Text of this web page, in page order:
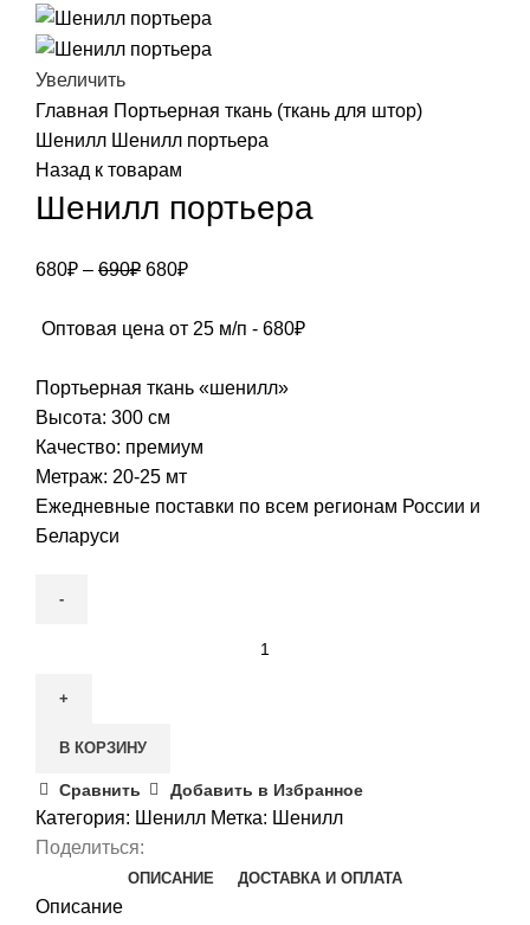
Увеличить
Главная Портьерная ткань (ткань для штор)
Шенилл Шенилл портьера
Назад к товарам
Шенилл портьера
680₽ – 690₽ Первоначальная
составляла
680₽Текущая
680₽.
Оптовая цена от 25 м/п - 680₽
Портьерная ткань «шенилл»
Высота: 300 см
Качество: премиум
Метраж: 20-25 мт
Ежедневные поставки по всем регионам России и
Беларуси
Шенилл
В КОРЗИНУ
Сравнить Добавить в Избранное
Категория: Шенилл Метка: Шенилл
Поделиться:
ОПИСАНИЕ ДОСТАВКА И ОПЛАТА
Описание